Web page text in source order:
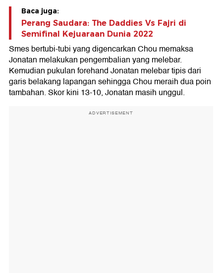
Baca juga:
Perang Saudara: The Daddies Vs Fajri di
Semifinal Kejuaraan Dunia 2022
Smes bertubi-tubi yang digencarkan Chou memaksa
Jonatan melakukan pengembalian yang melebar.
Kemudian pukulan forehand Jonatan melebar tipis dari
garis belakang lapangan sehingga Chou meraih dua poin
tambahan. Skor kini 13-10, Jonatan masih unggul.
ADVERTISEMENT